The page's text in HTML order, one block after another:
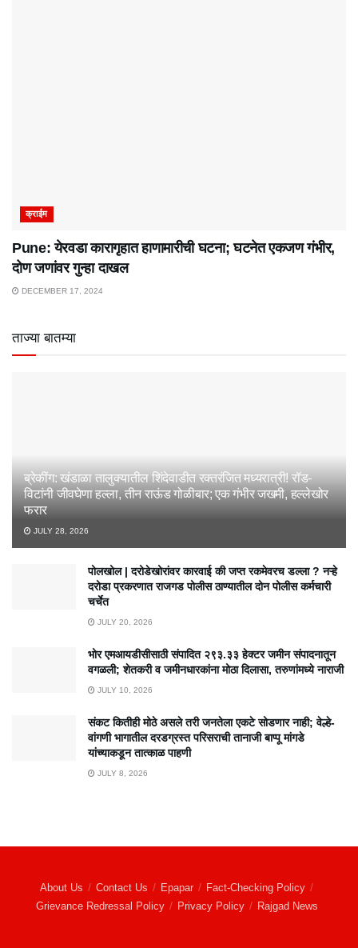
क्राईम
Pune: येरवडा कारागृहात हाणामारीची घटना; घटनेत एकजण गंभीर,
दोण जणांवर गुन्हा दाखल
DECEMBER 17, 2024
ताज्या बातम्या
ब्रेकींग: खंडाळा तालुक्यातील शिंदेवाडीत रक्तरंजित मध्यरात्री! रॉड-
विटांनी जीवघेणा हल्ला, तीन राऊंड गोळीबार; एक गंभीर जखमी, हल्लेखोर
फरार
JULY 28, 2026
पोलखोल | दरोडेखोरांवर कारवाई की जप्त रकमेवरच डल्ला ? नऱ्हे
दरोडा प्रकरणात राजगड पोलीस ठाण्यातील दोन पोलीस कर्मचारी
चर्चेत
JULY 20, 2026
भोर एमआयडीसीसाठी संपादित २९३.३३ हेक्टर जमीन संपादनातून
वगळली; शेतकरी व जमीनधारकांना मोठा दिलासा, तरुणांमध्ये नाराजी
JULY 10, 2026
संकट कितीही मोठे असले तरी जनतेला एकटे सोडणार नाही; वेल्हे-
वांगणी भागातील दरडग्रस्त परिसराची तानाजी बाप्पू मांगडे
यांच्याकडून तात्काळ पाहणी
JULY 8, 2026
About Us Contact Us Epapar
Fact-Checking Policy
Grievance Redressal Policy
Privacy Policy Rajgad News